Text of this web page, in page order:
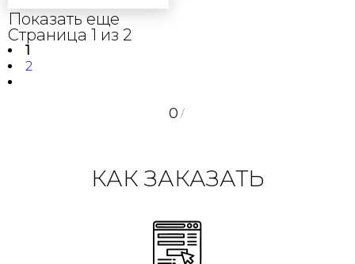
0 /
Показать еще
Страница 1 из 2
1
2
КАК ЗАКАЗАТЬ